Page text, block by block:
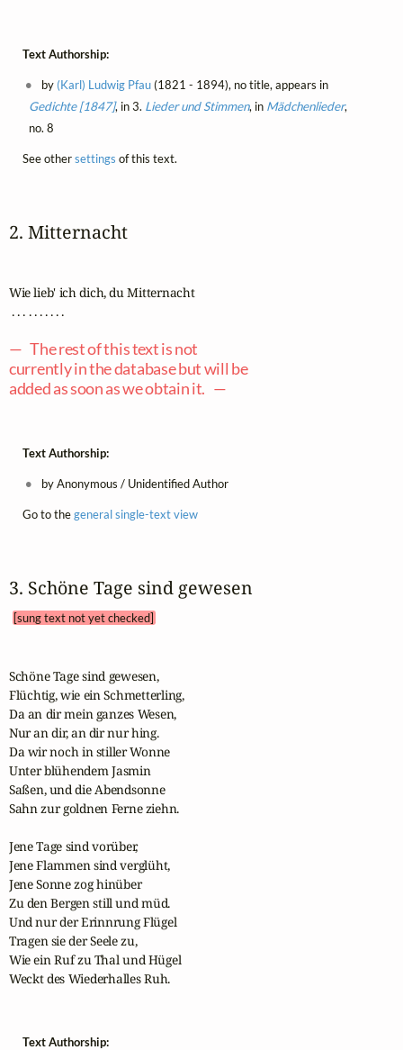
Text Authorship:
by (Karl) Ludwig Pfau(1821 - 1894), no title, appears in
Gedichte [1847], in 3. Lieder und Stimmen, in Mädchenlieder,
no. 8
See othersettings of this text.
2. Mitternacht
Wie lieb' ich dich, du Mitternacht
. . . . . . . . . .
— The rest of this text is not
currently in the database but will be
added as soon as we obtain it. —
Text Authorship:
by Anonymous / Unidentified Author
Go to thegeneral single-text view
3. Schöne Tage sind gewesen
[sung text not yet checked]
Schöne Tage sind gewesen,
Flüchtig, wie ein Schmetterling,
Da an dir mein ganzes Wesen,
Nur an dir, an dir nur hing.
Da wir noch in stiller Wonne
Unter blühendem Jasmin
Saßen, und die Abendsonne
Sahn zur goldnen Ferne ziehn.
Jene Tage sind vorüber,
Jene Flammen sind verglüht,
Jene Sonne zog hinüber
Zu den Bergen still und müd.
Und nur der Erinnrung Flügel
Tragen sie der Seele zu,
Wie ein Ruf zu Thal und Hügel
Weckt des Wiederhalles Ruh.
Text Authorship: